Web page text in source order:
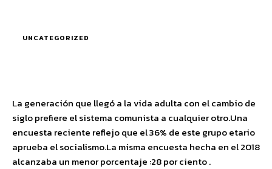
UNCATEGORIZED
La generación que llegó a la vida adulta con el cambio de
siglo prefiere el sistema comunista a cualquier otro.Una
encuesta reciente reflejo que el 36% de este grupo etario
aprueba el socialismo.La misma encuesta hecha en el 2018
alcanzaba un menor porcentaje :28 por ciento .